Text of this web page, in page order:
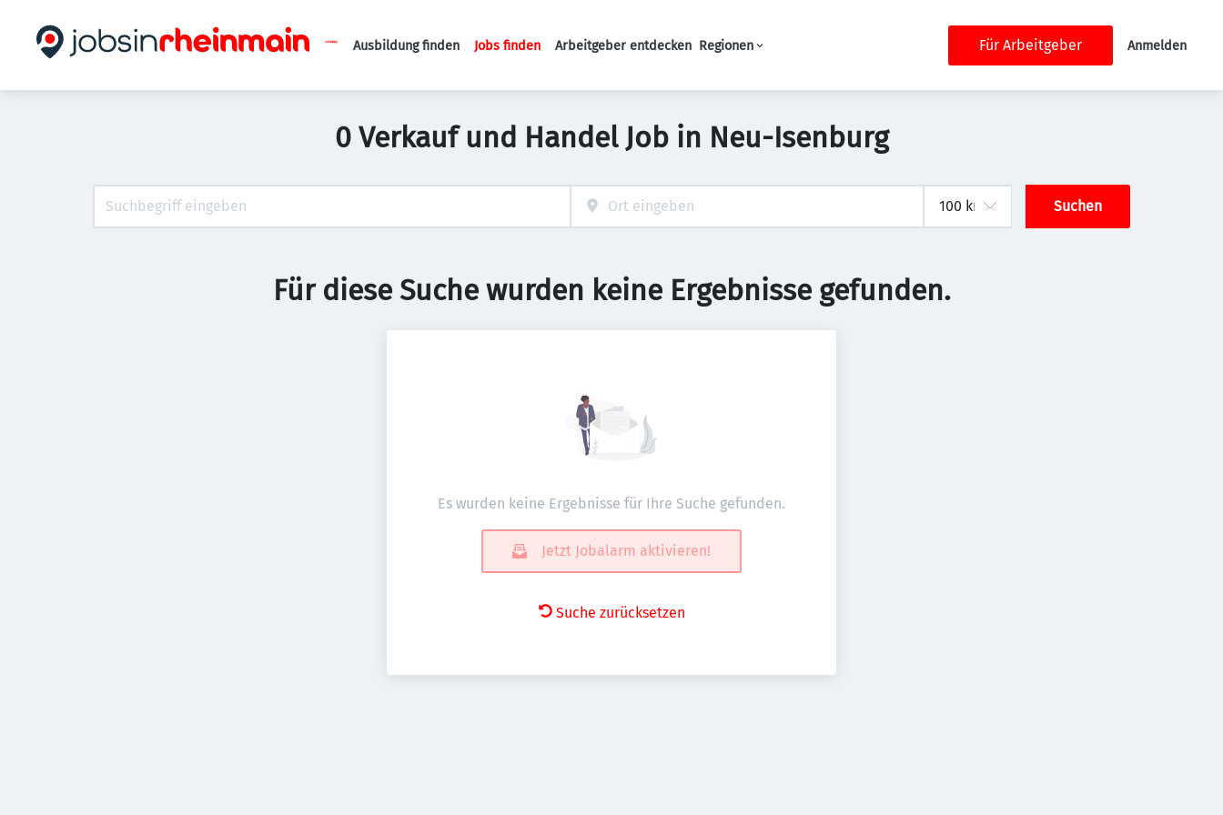
Haupt-Navigation
Ausbildung finden Jobs finden Arbeitgeber entdecken Regionen Für Arbeitgeber Anmelden
0 Verkauf und Handel Job in Neu-Isenburg
Suchen
Für diese Suche wurden keine Ergebnisse gefunden.
Es wurden keine Ergebnisse für Ihre Suche gefunden.
Jetzt Jobalarm aktivieren!
Suche zurücksetzen